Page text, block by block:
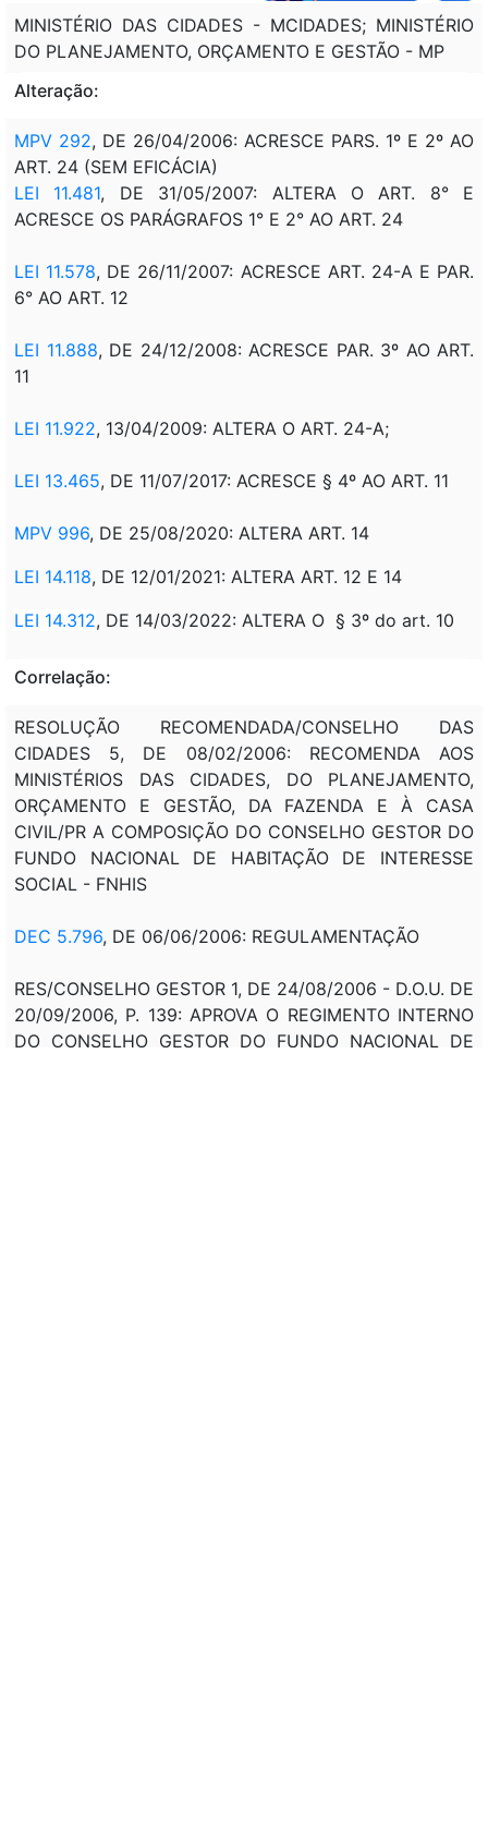
MINISTÉRIO DAS CIDADES - MCIDADES; MINISTÉRIO
DO PLANEJAMENTO, ORÇAMENTO E GESTÃO - MP
Alteração:
MPV 292, DE 26/04/2006: ACRESCE PARS. 1º E 2º AO
ART. 24 (SEM EFICÁCIA)
LEI 11.481, DE 31/05/2007: ALTERA O ART. 8° E
ACRESCE OS PARÁGRAFOS 1° E 2° AO ART. 24
LEI 11.578, DE 26/11/2007: ACRESCE ART. 24-A E PAR.
6° AO ART. 12
LEI 11.888, DE 24/12/2008: ACRESCE PAR. 3º AO ART.
11
LEI 11.922, 13/04/2009: ALTERA O ART. 24-A;
LEI 13.465, DE 11/07/2017: ACRESCE § 4º AO ART. 11
MPV 996, DE 25/08/2020: ALTERA ART. 14
LEI 14.118, DE 12/01/2021: ALTERA ART. 12 E 14
LEI 14.312, DE 14/03/2022: ALTERA O § 3º do art. 10
Correlação:
RESOLUÇÃO RECOMENDADA/CONSELHO DAS
CIDADES 5, DE 08/02/2006: RECOMENDA AOS
MINISTÉRIOS DAS CIDADES, DO PLANEJAMENTO,
ORÇAMENTO E GESTÃO, DA FAZENDA E À CASA
CIVIL/PR A COMPOSIÇÃO DO CONSELHO GESTOR DO
FUNDO NACIONAL DE HABITAÇÃO DE INTERESSE
SOCIAL - FNHIS
DEC 5.796, DE 06/06/2006: REGULAMENTAÇÃO
RES/CONSELHO GESTOR 1, DE 24/08/2006 - D.O.U. DE
20/09/2006, P. 139: APROVA O REGIMENTO INTERNO
DO CONSELHO GESTOR DO FUNDO NACIONAL DE